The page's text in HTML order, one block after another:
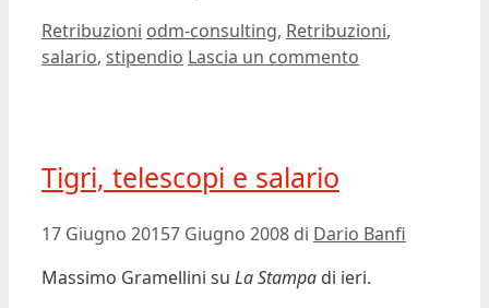
Categorie
Retribuzioni Tag
odm-consulting, Retribuzioni,
salario, stipendio Lascia un commento
Tigri, telescopi e salario
17 Giugno 20157 Giugno 2008 di Dario Banfi
Massimo Gramellini su La Stampa di ieri.